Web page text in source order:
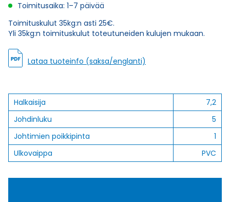
Toimitusaika: 1–7 päivää
Toimituskulut 35kg:n asti 25€.
Yli 35kg:n toimituskulut toteutuneiden kulujen mukaan.
Lataa tuoteinfo (saksa/englanti)
Halkaisija
7,2
Johdinluku
5
Johtimien poikkipinta
1
Ulkovaippa
PVC